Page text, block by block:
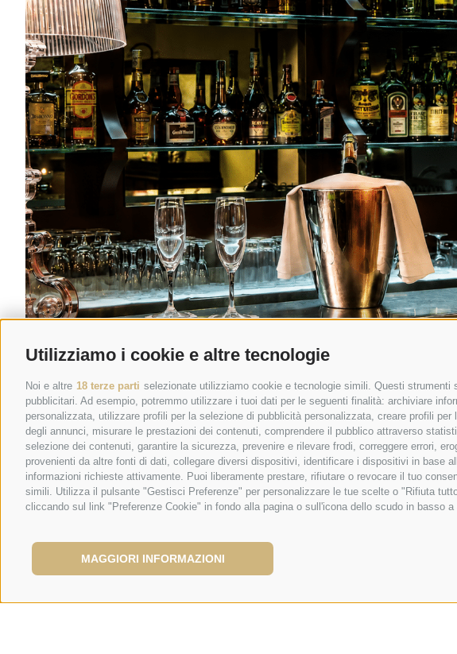
Utilizziamo i cookie e altre tecnologie
Noi e altre 18 terze parti selezionate utilizziamo cookie e tecnologie simili. Questi
pubblicitari. Ad esempio, potremmo utilizzare i tuoi dati per le seguenti finalità: archiviare
personalizzata, utilizzare profili per la selezione di pubblicità personalizzata, creare profili
degli annunci, misurare le prestazioni dei contenuti, comprendere il pubblico attraverso
selezione dei contenuti, garantire la sicurezza, prevenire e rilevare frodi, correggere errori,
provenienti da altre fonti di dati, collegare diversi dispositivi, identificare i dispositivi in
informazioni richieste attivamente. Puoi liberamente prestare, rifiutare o revocare il tuo
simili. Utilizza il pulsante "Gestisci Preferenze" per personalizzare le tue scelte o "Rifiuta
cliccando sul link "Preferenze Cookie" in fondo alla pagina o sull'icona dello scudo in basso
MAGGIORI INFORMAZIONI
INFO & RESERVATIONS
A tailor-made service for
your group